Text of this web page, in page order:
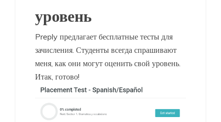
уровень
Preply предлагает бесплатные тесты для
зачисления. Студенты всегда спрашивают
меня, как они могут оценить свой уровень.
Итак, готово!